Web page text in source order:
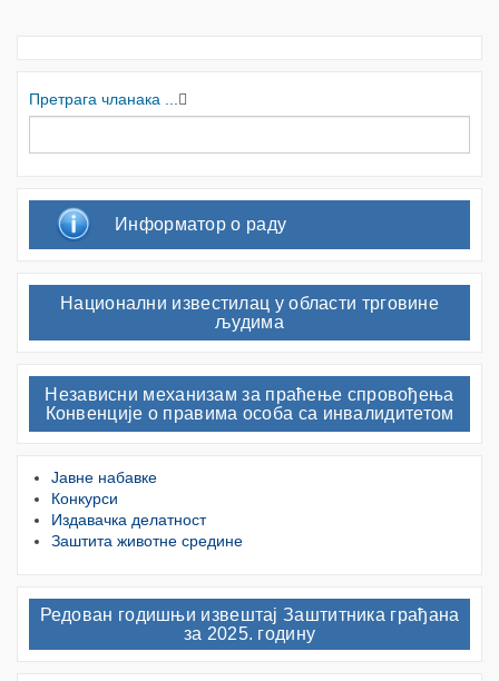
Претрага чланака ...
Информатор о раду
Национални известилац у области трговине
људима
Независни механизам за праћење спровођења
Конвенције о правима особа са инвалидитетом
Јавне набавке
Конкурси
Издавачка делатност
Заштита животне средине
Редован годишњи извештај Заштитника грађана
за 2025. годину